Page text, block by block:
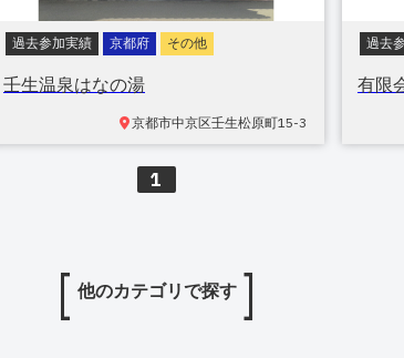
過去参加実績 京都府 その他
壬生温泉はなの湯
京都市中京区壬生松原町15-3
過去
有限
1
他のカテゴリで探す